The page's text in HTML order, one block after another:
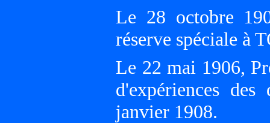
Le 28 octobre
réserve spéciale à
Le 22 mai 1906,
d'expériences
janvier 1908.